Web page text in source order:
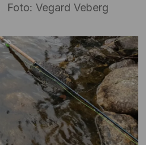
Foto: Vegard Veberg